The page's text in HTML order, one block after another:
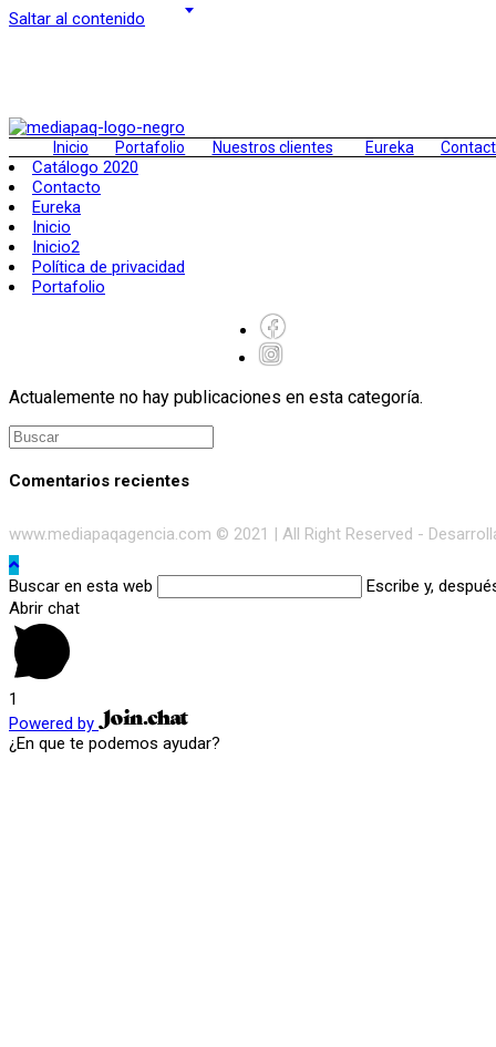
Saltar al contenido
Inicio Portafolio Nuestros clientes Eureka
Catálogo 2020
Contacto
Eureka
Inicio
Inicio2
Política de privacidad
Portafolio
Actualemente no hay publicaciones en esta categoría.
Comentarios recientes
www.mediapaqagencia.com © 2021 | All Right Reserved -
Buscar en esta web
Escribe y,
Abrir chat
1
Powered by
¿En que te podemos ayudar?